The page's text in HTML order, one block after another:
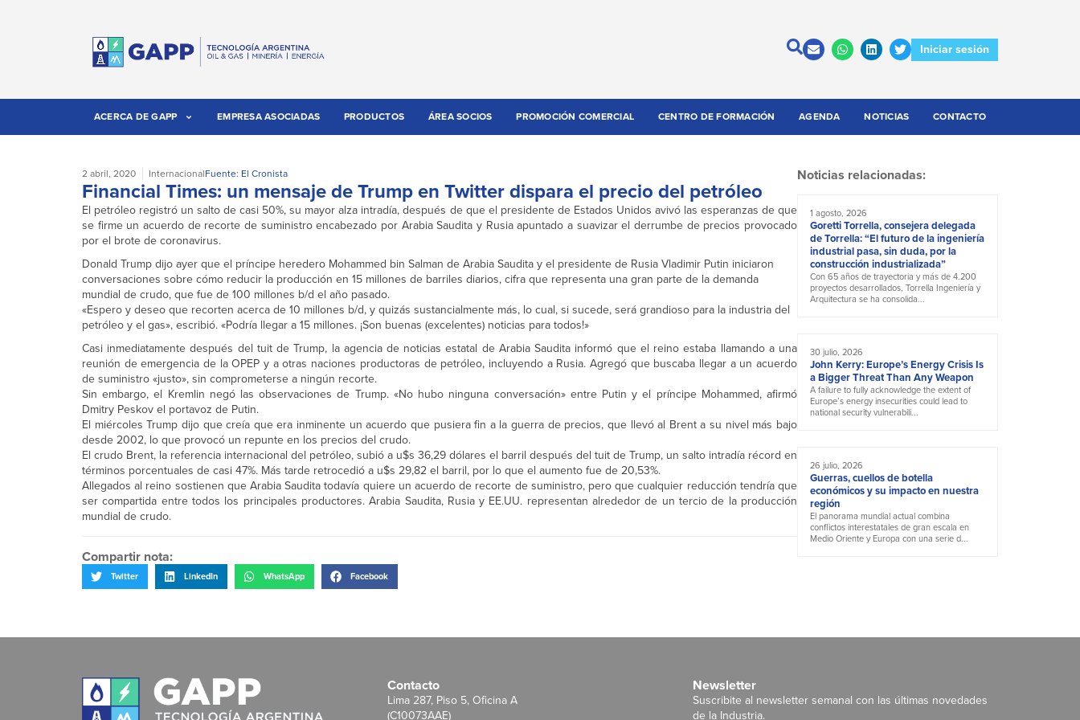
Iniciar sesión
ACERCA DE GAPP EMPRESA ASOCIADAS PRODUCTOS ÁREA SOCIOS PROMOCIÓN COMERCIAL CENTRO DE FORMACIÓN AGENDA NOTICIAS CONTACTO
2 abril, 2020 InternacionalFuente: El Cronista
Financial Times: un mensaje de Trump en Twitter dispara el precio del petróleo
El petróleo registró un salto de casi 50%, su mayor alza intradía, después de que el presidente de Estados Unidos avivó las esperanzas de que
se firme un acuerdo de recorte de suministro encabezado por Arabia Saudita y Rusia apuntado a suavizar el derrumbe de precios provocado
por el brote de coronavirus.
Donald Trump dijo ayer que el príncipe heredero Mohammed bin Salman de Arabia Saudita y el presidente de Rusia Vladimir Putin iniciaron
conversaciones sobre cómo reducir la producción en 15 millones de barriles diarios, cifra que representa una gran parte de la demanda
mundial de crudo, que fue de 100 millones b/d el año pasado.
«Espero y deseo que recorten acerca de 10 millones b/d, y quizás sustancialmente más, lo cual, si sucede, será grandioso para la industria del
petróleo y el gas», escribió. «Podría llegar a 15 millones. ¡Son buenas (excelentes) noticias para todos!»
Casi inmediatamente después del tuit de Trump, la agencia de noticias estatal de Arabia Saudita informó que el reino estaba llamando a una
reunión de emergencia de la OPEP y a otras naciones productoras de petróleo, incluyendo a Rusia. Agregó que buscaba llegar a un acuerdo
de suministro «justo», sin comprometerse a ningún recorte.
Sin embargo, el Kremlin negó las observaciones de Trump. «No hubo ninguna conversación» entre Putin y el príncipe Mohammed, afirmó
Dmitry Peskov el portavoz de Putin.
El miércoles Trump dijo que creía que era inminente un acuerdo que pusiera fin a la guerra de precios, que llevó al Brent a su nivel más bajo
desde 2002, lo que provocó un repunte en los precios del crudo.
El crudo Brent, la referencia internacional del petróleo, subió a u$s 36,29 dólares el barril después del tuit de Trump, un salto intradía récord en
términos porcentuales de casi 47%. Más tarde retrocedió a u$s 29,82 el barril, por lo que el aumento fue de 20,53%.
Allegados al reino sostienen que Arabia Saudita todavía quiere un acuerdo de recorte de suministro, pero que cualquier reducción tendría que
ser compartida entre todos los principales productores. Arabia Saudita, Rusia y EE.UU. representan alrededor de un tercio de la producción
mundial de crudo.
Compartir nota:
Twitter LinkedIn WhatsApp Facebook
Noticias relacionadas:
1 agosto, 2026
Goretti Torrella, consejera delegada
de Torrella: “El futuro de la ingeniería
industrial pasa, sin duda, por la
construcción industrializada”
Con 65 años de trayectoria y más de 4.200
proyectos desarrollados, Torrella Ingeniería y
Arquitectura se ha consolida...
30 julio, 2026
John Kerry: Europe’s Energy Crisis Is
a Bigger Threat Than Any Weapon
A failure to fully acknowledge the extent of
Europe’s energy insecurities could lead to
national security vulnerabili...
26 julio, 2026
Guerras, cuellos de botella
económicos y su impacto en nuestra
región
El panorama mundial actual combina
conflictos interestatales de gran escala en
Medio Oriente y Europa con una serie d...
Contacto
Lima 287, Piso 5, Oficina A
(C10073AAE)
Newsletter
Suscribite al newsletter semanal con las últimas novedades
de la Industria.